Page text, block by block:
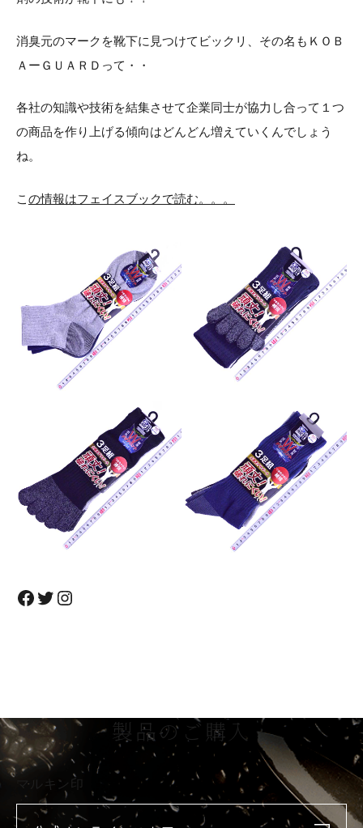
消臭元のマークを靴下に見つけてビックリ、その名もＫＯＢ
ＡーＧＵＡＲＤって・・
各社の知識や技術を結集させて企業同士が協力し合って１つ
の商品を作り上げる傾向はどんどん増えていくんでしょう
ね。
こ の情報はフェイスブックで読む。。。
Facebook Twitter Instagram
製品のご購入
マルキン印